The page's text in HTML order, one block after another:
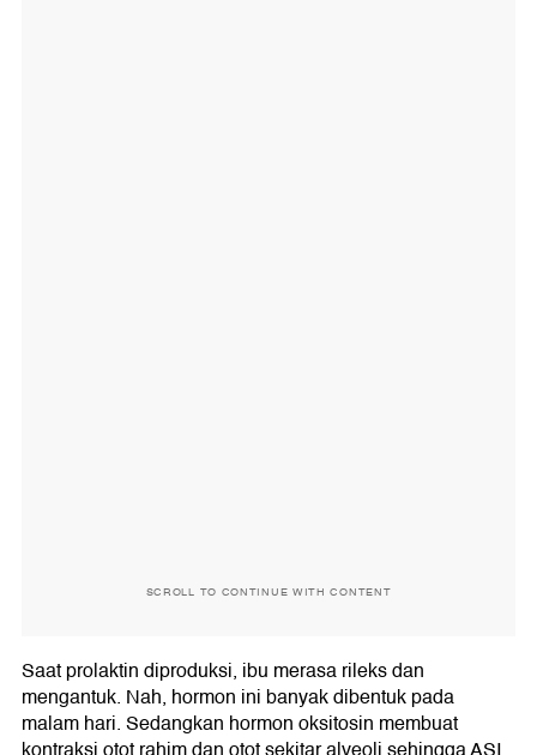
SCROLL TO CONTINUE WITH CONTENT
Saat prolaktin diproduksi, ibu merasa rileks dan
mengantuk. Nah, hormon ini banyak dibentuk pada
malam hari. Sedangkan hormon oksitosin membuat